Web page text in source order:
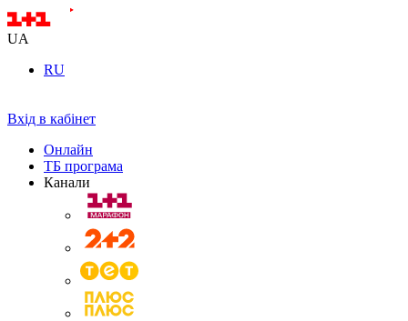
UA
RU
Вхід в кабінет
Онлайн
ТБ програма
Канали